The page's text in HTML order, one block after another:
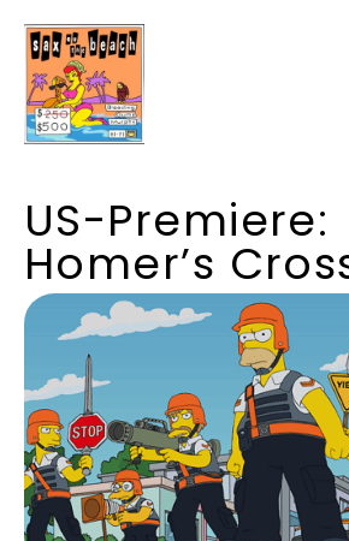
US-Premiere:
Homer’s